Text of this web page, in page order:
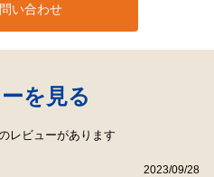
い合わせ
を見る
レビューがあります
2023/09/28